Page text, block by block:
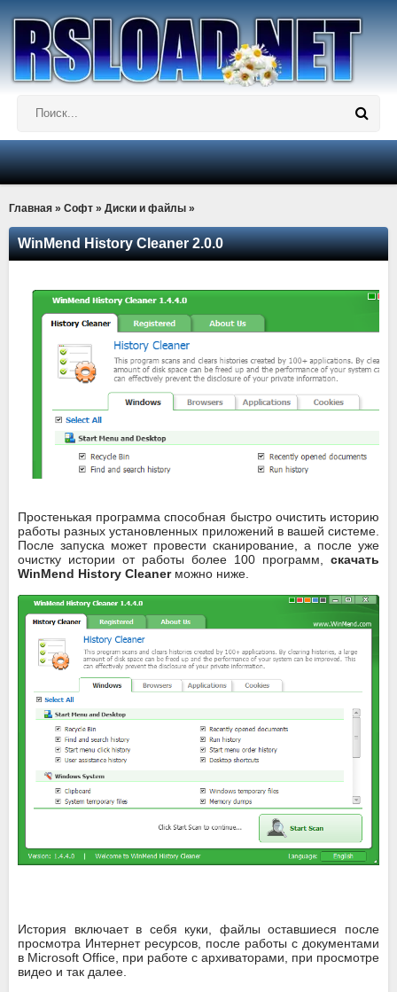
Главная » Софт » Диски и файлы »
WinMend History Cleaner 2.0.0
Простенькая программа способная быстро очистить историю
работы разных установленных приложений в вашей системе.
После запуска может провести сканирование, а после уже
очистку истории от работы более 100 программ, скачать
WinMend History Cleaner можно ниже.
История включает в себя куки, файлы оставшиеся после
просмотра Интернет ресурсов, после работы с документами
в Microsoft Office, при работе с архиваторами, при просмотре
видео и так далее.